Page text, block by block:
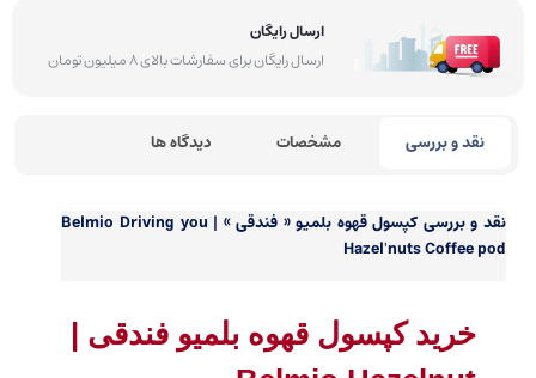
ارسال رایگان
ارسال رایگان برای سفارشات بالای 8 میلیون تومان
نقد و بررسی مشخصات دیدگاه ها
نقد و بررسی
کپسول قهوه بلمیو « فندقی » | Belmio Driving you
Hazel'nuts Coffee pod
خرید کپسول قهوه بلمیو فندقی |